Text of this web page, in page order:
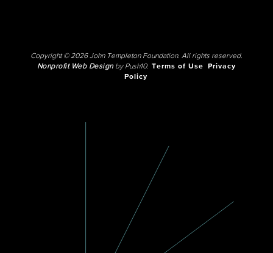
Copyright © 2026 John Templeton Foundation. All rights reserved.
Nonprofit Web Designby Push10. Terms of Use
Privacy
Policy